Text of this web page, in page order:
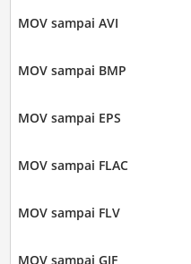
MOV sampai AVI
MOV sampai BMP
MOV sampai EPS
MOV sampai FLAC
MOV sampai FLV
MOV sampai GIF